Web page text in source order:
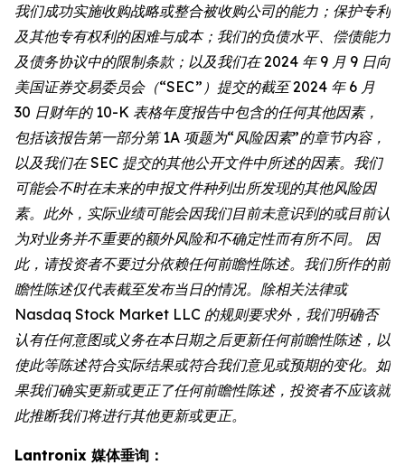
我们成功实施收购战略或整合被收购公司的能力；保护专利
及其他专有权利的困难与成本；我们的负债水平、偿债能力
及债务协议中的限制条款；以及我们在 2024 年 9 月 9 日向
美国证券交易委员会（“SEC”）提交的截至 2024 年 6 月
30 日财年的 10-K 表格年度报告中包含的任何其他因素，
包括该报告第一部分第 1A 项题为“风险因素”的章节内容，
以及我们在 SEC 提交的其他公开文件中所述的因素。我们
可能会不时在未来的申报文件种列出所发现的其他风险因
素。此外，实际业绩可能会因我们目前未意识到的或目前认
为对业务并不重要的额外风险和不确定性而有所不同。 因
此，请投资者不要过分依赖任何前瞻性陈述。我们所作的前
瞻性陈述仅代表截至发布当日的情况。除相关法律或
Nasdaq Stock Market LLC 的规则要求外，我们明确否
认有任何意图或义务在本日期之后更新任何前瞻性陈述，以
使此等陈述符合实际结果或符合我们意见或预期的变化。如
果我们确实更新或更正了任何前瞻性陈述，投资者不应该就
此推断我们将进行其他更新或更正。
Lantronix 媒体垂询：